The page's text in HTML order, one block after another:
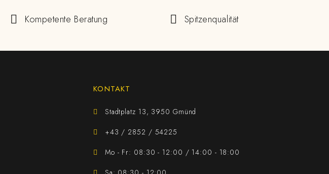
Kompetente Beratung Spitzenqualität
KONTAKT
Stadtplatz 13, 3950 Gmünd
+43 / 2852 / 54225
Mo - Fr: 08:30 - 12:00 / 14:00 - 18:00